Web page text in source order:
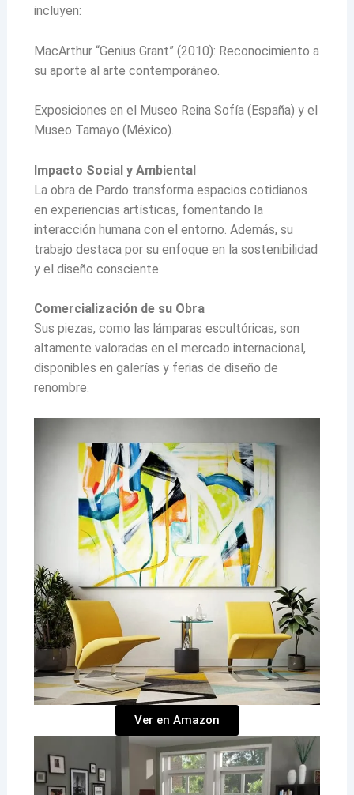
incluyen:
MacArthur “Genius Grant” (2010): Reconocimiento a
su aporte al arte contemporáneo.
Exposiciones en el Museo Reina Sofía (España) y el
Museo Tamayo (México).
Impacto Social y Ambiental
La obra de Pardo transforma espacios cotidianos
en experiencias artísticas, fomentando la
interacción humana con el entorno. Además, su
trabajo destaca por su enfoque en la sostenibilidad
y el diseño consciente.
Comercialización de su Obra
Sus piezas, como las lámparas escultóricas, son
altamente valoradas en el mercado internacional,
disponibles en galerías y ferias de diseño de
renombre.
Ver en Amazon